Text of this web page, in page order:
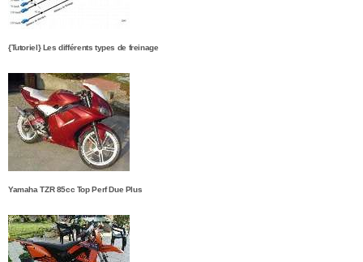
{Tutoriel} Les différents types de freinage
Yamaha TZR 85cc Top Perf Due Plus